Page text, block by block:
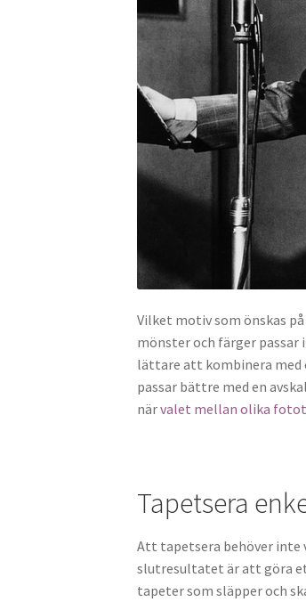
Vilket motiv som önskas
mönster och färger passar
lättare att kombinera med
passar bättre med en
närvalet mellan olika
Tapetsera
Att tapetsera behöver inte
slutresultatet är att göra
tapeter som släpper och